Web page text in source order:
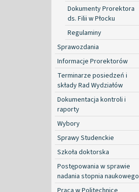
Dokumenty Prorektora
ds. Filii w Płocku
Regulaminy
Sprawozdania
Informacje Prorektorów
Terminarze posiedzeń i
składy Rad Wydziałów
Dokumentacja kontroli i
raporty
Wybory
Sprawy Studenckie
Szkoła doktorska
Postępowania w sprawie
nadania stopnia naukowego